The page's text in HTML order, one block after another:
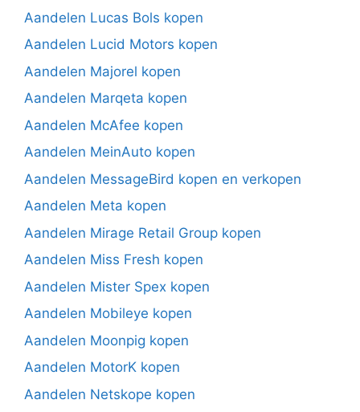
Aandelen Lucas Bols kopen
Aandelen Lucid Motors kopen
Aandelen Majorel kopen
Aandelen Marqeta kopen
Aandelen McAfee kopen
Aandelen MeinAuto kopen
Aandelen MessageBird kopen en verkopen
Aandelen Meta kopen
Aandelen Mirage Retail Group kopen
Aandelen Miss Fresh kopen
Aandelen Mister Spex kopen
Aandelen Mobileye kopen
Aandelen Moonpig kopen
Aandelen MotorK kopen
Aandelen Netskope kopen